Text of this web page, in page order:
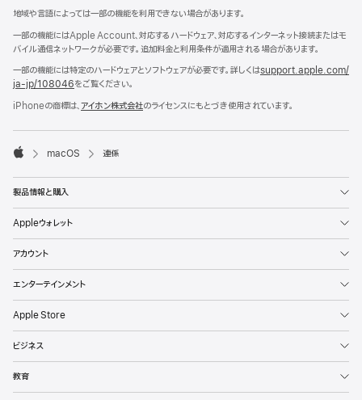
地域や言語によっては一部の機能を利用できない場合がありま す 。
一部の機能にはApple Account、対応するハードウェア、対応するインターネット接続またはモ
バイル通信ネットワークが必要です。追加料金と利用条件が適用される場合がありま す 。
一部の機能には特定のハードウェアとソフトウェアが必要です。詳しくはsupport.apple.com/
ja - jp/108046をご覧くださ い 。
iPhoneの商標は、アイホン株式会社のライセンスにもとづき使用されています。

macOS 連係
製品情報と購入
Appleウォレット
アカウント
エンターテインメント
Apple Store
ビジネス
教育